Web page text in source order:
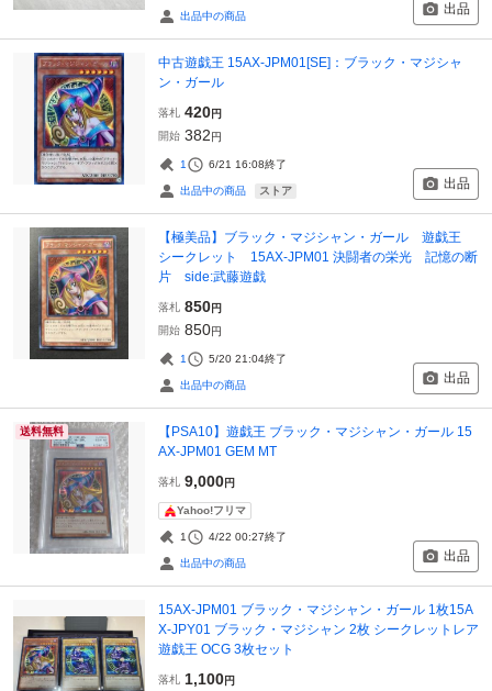
出品中の商品 出品
中古遊戯王 15AX-JPM01[SE]：ブラック・マジシャ
ン・ガール
落札 420円
開始 382円
1 6/21 16:08終了
出品中の商品 ストア 出品
【極美品】ブラック・マジシャン・ガール 遊戯王
シークレット 15AX-JPM01 決闘者の栄光 記憶の断
片 side:武藤遊戯
落札 850円
開始 850円
1 5/20 21:04終了
出品中の商品 出品
送料無料
【PSA10】遊戯王 ブラック・マジシャン・ガール 15
AX-JPM01 GEM MT
落札 9,000円
Yahoo!フリマ
1 4/22 00:27終了
出品中の商品 出品
15AX-JPM01 ブラック・マジシャン・ガール 1枚15A
X-JPY01 ブラック・マジシャン 2枚 シークレットレア
遊戯王 OCG 3枚セット
落札 1,100円